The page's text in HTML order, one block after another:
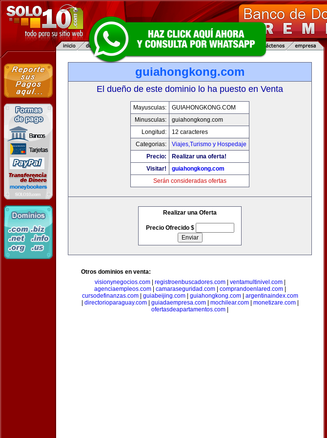
guiahongkong.com
El dueño de este dominio lo ha puesto en Venta
Mayusculas:
GUIAHONGKONG.COM
Minusculas:
guiahongkong.com
Longitud:
12 caracteres
Categorias:
Viajes,Turismo y Hospedaje
Precio:
Realizar una oferta!
Visitar!
guiahongkong.com
Serán consideradas ofertas
Realizar una Oferta
Precio Ofrecido $
Otros dominios en venta:
visionynegocios.com| registroenbuscadores.com| ventamultinivel.com|
agenciaempleos.com| camaraseguridad.com| comprandoenlared.com|
cursodefinanzas.com| guiabeijing.com| guiahongkong.com| argentinaindex.com
directorioparaguay.com| guiadaempresa.com| mochilear.com| monetizare.com|
ofertasdeapartamentos.com